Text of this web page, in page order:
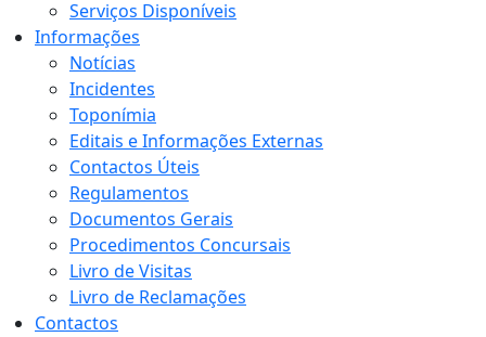
Serviços Disponíveis
Informações
Notícias
Incidentes
Toponímia
Editais e Informações Externas
Contactos Úteis
Regulamentos
Documentos Gerais
Procedimentos Concursais
Livro de Visitas
Livro de Reclamações
Contactos